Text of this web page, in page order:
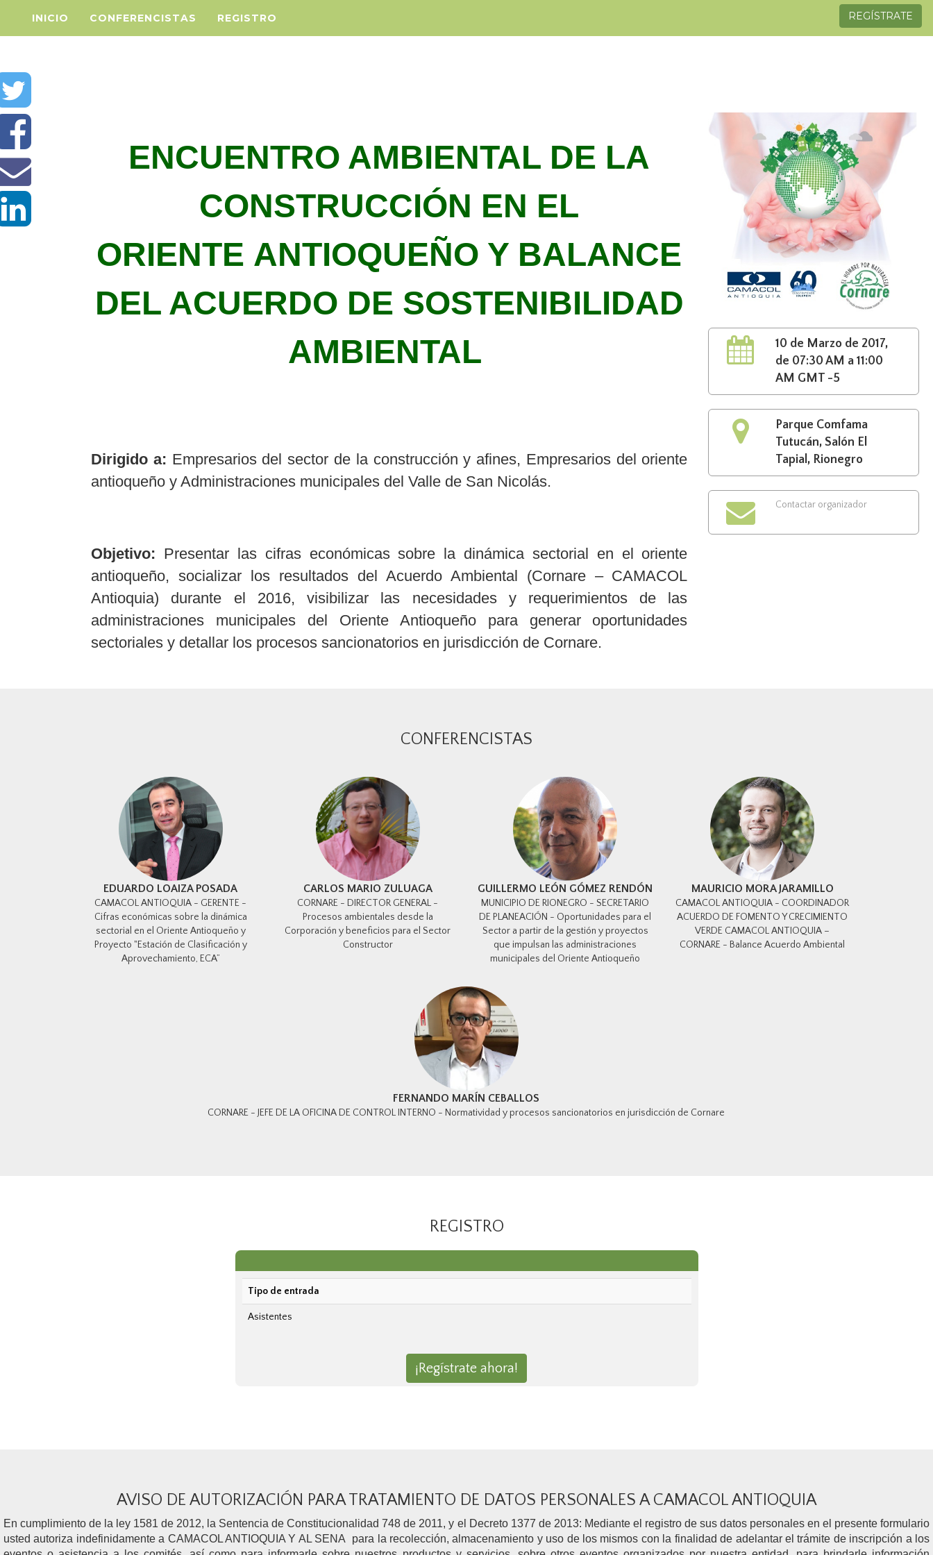
INICIO CONFERENCISTAS REGISTRO REGÍSTRATE
ENCUENTRO AMBIENTAL DE LA
CONSTRUCCIÓN EN EL
ORIENTE ANTIOQUEÑO Y BALANCE
DEL ACUERDO DE SOSTENIBILIDAD
AMBIENTAL
Dirigido a: Empresarios del sector de la construcción y afines, Empresarios del oriente
antioqueño y Administraciones municipales del Valle de San Nicolás.
Objetivo: Presentar las cifras económicas sobre la dinámica sectorial en el oriente
antioqueño, socializar los resultados del Acuerdo Ambiental (Cornare – CAMACOL
Antioquia) durante el 2016, visibilizar las necesidades y requerimientos de las
administraciones municipales del Oriente Antioqueño para generar oportunidades
sectoriales y detallar los procesos sancionatorios en jurisdicción de Cornare.
10 de Marzo de 2017,
de 07:30 AM a 11:00
AM GMT -5
Parque Comfama
Tutucán, Salón El
Tapial, Rionegro
Contactar organizador
CONFERENCISTAS
EDUARDO LOAIZA POSADA
CAMACOL ANTIOQUIA - GERENTE -
Cifras económicas sobre la dinámica
sectorial en el Oriente Antioqueño y
Proyecto "Estación de Clasificación y
Aprovechamiento, ECA”
CARLOS MARIO ZULUAGA
CORNARE - DIRECTOR GENERAL -
Procesos ambientales desde la
Corporación y beneficios para el Sector
Constructor
GUILLERMO LEÓN GÓMEZ RENDÓN
MUNICIPIO DE RIONEGRO - SECRETARIO
DE PLANEACIÓN - Oportunidades para el
Sector a partir de la gestión y proyectos
que impulsan las administraciones
municipales del Oriente Antioqueño
MAURICIO MORA JARAMILLO
CAMACOL ANTIOQUIA - COORDINADOR
ACUERDO DE FOMENTO Y CRECIMIENTO
VERDE CAMACOL ANTIOQUIA –
CORNARE - Balance Acuerdo Ambiental
FERNANDO MARÍN CEBALLOS
CORNARE - JEFE DE LA OFICINA DE CONTROL INTERNO - Normatividad y procesos sancionatorios en jurisdicción de Cornare
REGISTRO
Tipo de entrada
Asistentes
¡Regístrate ahora!
AVISO DE AUTORIZACIÓN PARA TRATAMIENTO DE DATOS PERSONALES A CAMACOL ANTIOQUIA
En cumplimiento de la ley 1581 de 2012, la Sentencia de Constitucionalidad 748 de 2011, y el Decreto 1377 de 2013: Mediante el registro de sus datos personales en el presente formulario
usted autoriza indefinidamente a CAMACOL ANTIOQUIA Y AL SENA para la recolección, almacenamiento y uso de los mismos con la finalidad de adelantar el trámite de inscripción a los